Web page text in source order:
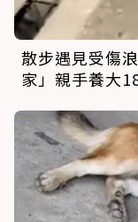
散步遇見受傷
家」親手養大